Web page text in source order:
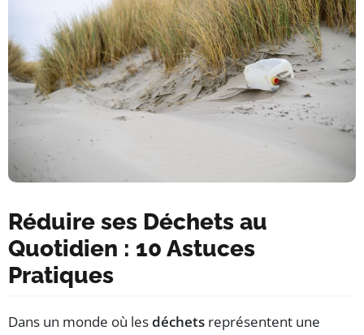
Réduire ses Déchets au
Quotidien : 10 Astuces
Pratiques
Dans un monde où lesdéchets représentent une